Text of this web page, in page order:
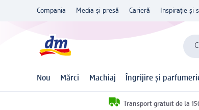
Compania Media și presă Carieră Inspirație și
Nou Mărci Machiaj Îngrijire și
Transport gratuit de la